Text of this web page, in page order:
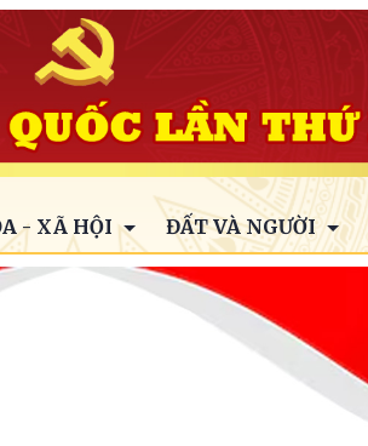
- XÃ HỘI ĐẤT VÀ NGƯỜI